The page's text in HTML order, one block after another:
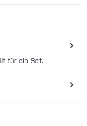
für ein Set.